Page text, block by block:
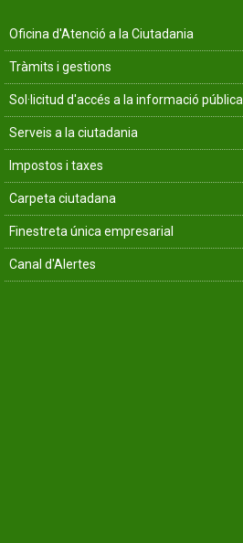
Oficina d'Atenció a la Ciutadania
Tràmits i gestions
Sol·licitud d'accés a la informació pública
Serveis a la ciutadania
Impostos i taxes
Carpeta ciutadana
Finestreta única empresarial
Canal d'Alertes